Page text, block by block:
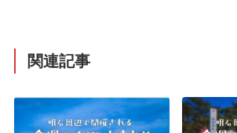
関連記事